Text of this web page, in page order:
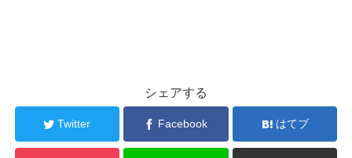
シェアする
Twitter Facebook はてブ